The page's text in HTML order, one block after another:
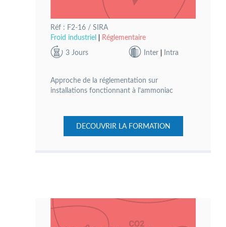
Réf : F2-16 / SIRA
Froid industriel
Réglementaire
3 Jours Inter Intra
Approche de la réglementation sur
installations fonctionnant à l'ammoniac
DECOUVRIR LA FORMATION